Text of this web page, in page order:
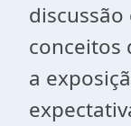
conceitos
a